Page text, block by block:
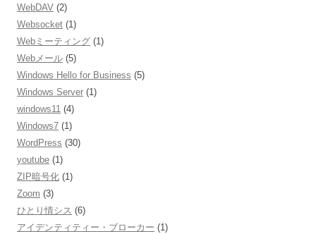
WebDAV (2)
Websocket (1)
Webミーティング (1)
Webメール (5)
Windows Hello for Business (5)
Windows Server (1)
windows11 (4)
Windows7 (1)
WordPress (30)
youtube (1)
ZIP暗号化 (1)
Zoom (3)
ひとり情シス (6)
アイデンティティー・ブローカー (1)